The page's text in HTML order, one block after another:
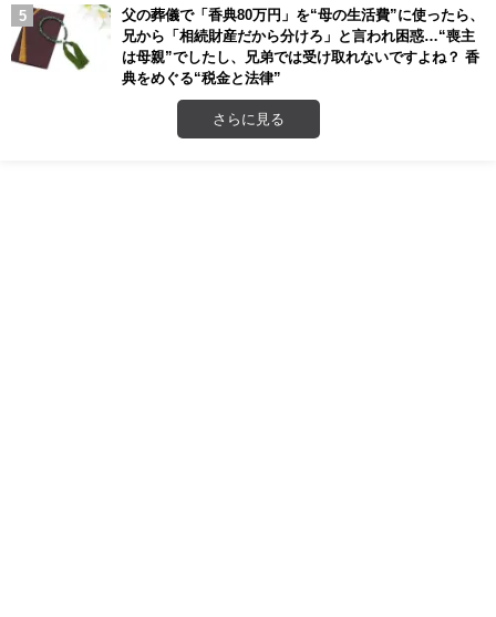
父の葬儀で「香典80万円」を“母の生活費”に使ったら、
兄から「相続財産だから分けろ」と言われ困惑…“喪主
は母親”でしたし、兄弟では受け取れないですよね？ 香
典をめぐる“税金と法律”
さらに見る